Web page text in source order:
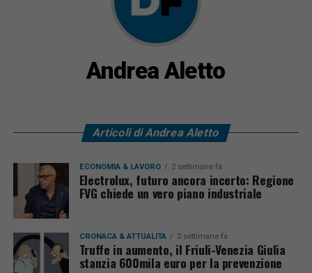
Andrea Aletto
Articoli di Andrea Aletto
ECONOMIA & LAVORO 2 settimane fa
Electrolux, futuro ancora incerto: Regione
FVG chiede un vero piano industriale
CRONACA & ATTUALITÀ 2 settimane fa
Truffe in aumento, il Friuli-Venezia Giulia
stanzia 600mila euro per la prevenzione